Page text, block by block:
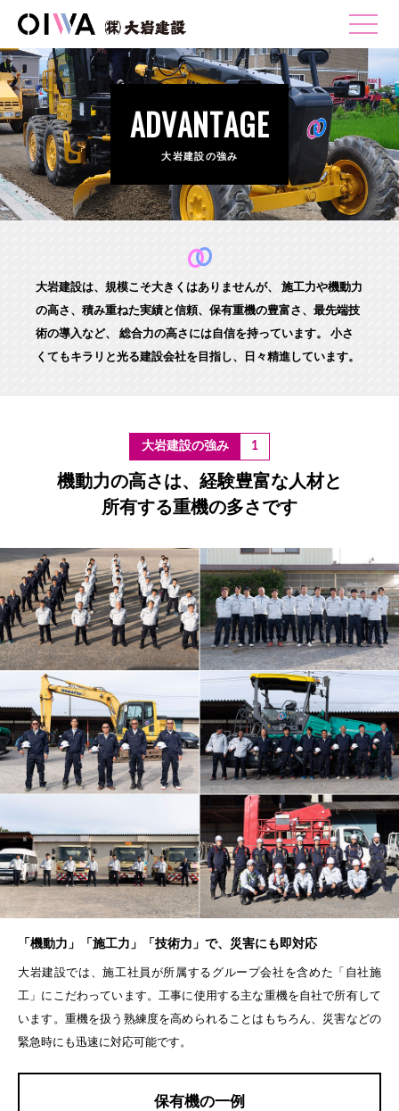
ADVANTAGE
大岩建設の強み
大岩建設は、規模こそ大きくはありませんが、
施工力や機動力
の高さ、積み重ねた実績と信頼、保有重機の豊富さ、最先端技
術の導入など、
総合力の高さには自信を持っています。
小さ
くてもキラリと光る建設会社を目指し、日々精進しています。
1
機動力の高さは、経験豊富な人材と
所有する重機の多さです
「機動力」「施工力」「技術力」で、災害にも即対応
大岩建設では、施工社員が所属するグループ会社を含めた「自社施
工」にこだわっています。工事に使用する主な重機を自社で所有して
います。重機を扱う熟練度を高められることはもちろん、災害などの
緊急時にも迅速に対応可能です。
保有機の一例